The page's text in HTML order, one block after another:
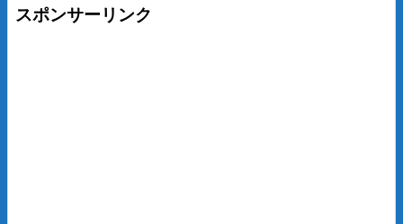
スポンサーリンク